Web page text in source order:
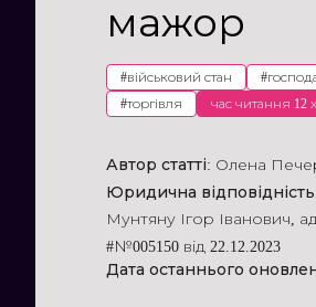
мажор
#військовий стан #
#торгівля час читання 12
Автор статті: Олена
Юридична
Мунтяну Ігор Іванович,
#№005150 від 22.12.2023
Дата останнього